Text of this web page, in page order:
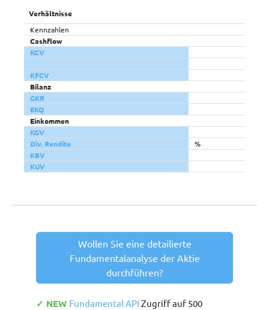
Verhältnisse
Kennzahlen
Cashflow
KCV
KFCV
Bilanz
GKR
EKQ
Einkommen
KGV
Div. Rendite
%
KBV
KUV
Wollen Sie eine detailierte
Fundamentalanalyse der Aktie
durchführen?
✓ NEW Fundamental API Zugriff auf 500